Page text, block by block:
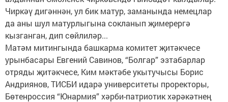
Чиркәү дигәннән, ул бик матур, заманында немецлар
да аны шул матурлыгына сокланып җимерергә
кызганган, дип сөйлиләр...
Матәм митингында башкарма комитет җитәкчесе
урынбасары Евгений Савинов, “Болгар” эзтабарлар
отряды җитәкчесе, Ким мәктәбе укытучысы Борис
Андриянов, ТИСБИ идарә университеты проректоры,
Бөтенроссия “Юнармия” хәрби-патриотик хәрәкәтнең